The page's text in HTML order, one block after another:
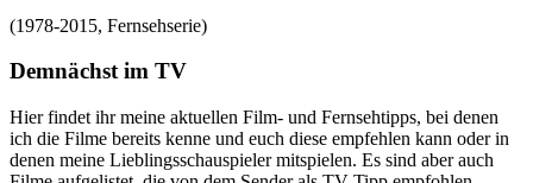
(1978-2015, Fernsehserie)
Demnächst im TV
Hier findet ihr meine aktuellen Film- und Fernsehtipps, bei denen
ich die Filme bereits kenne und euch diese empfehlen kann oder in
denen meine Lieblingsschauspieler mitspielen. Es sind aber auch